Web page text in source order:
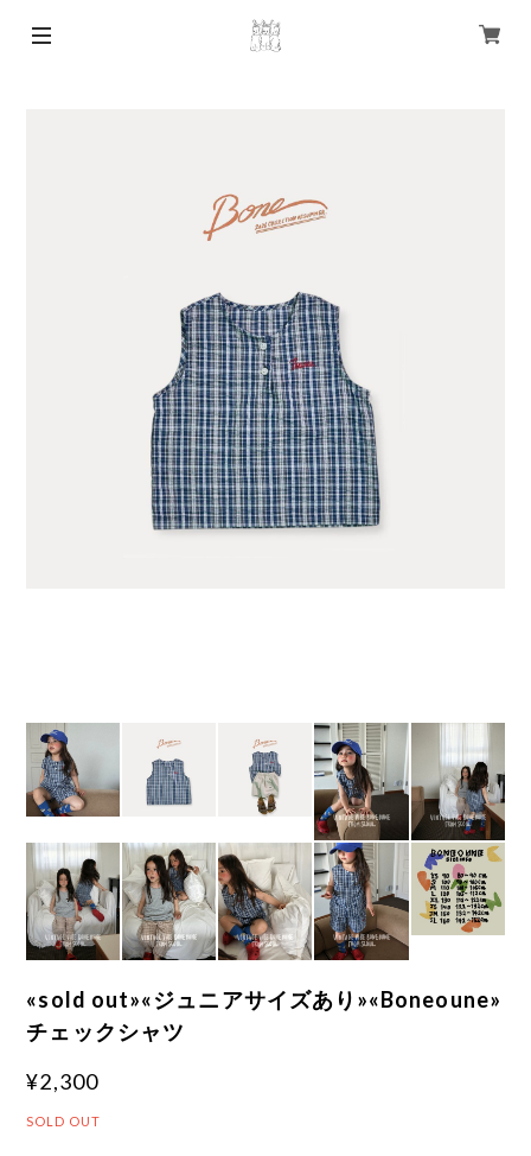
«sold out»«ジュニアサイズあり»«Boneoune»
チェックシャツ
¥2,300
SOLD OUT